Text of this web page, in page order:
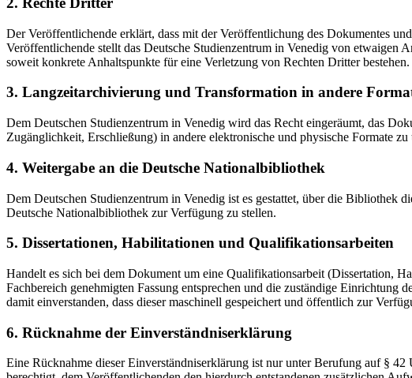
Der Veröffentlichende erklärt, dass mit der Veröffentlichung des Dokumentes
Veröffentlichende stellt das Deutsche Studienzentrum in Venedig von
soweit konkrete Anhaltspunkte für eine Verletzung von Rechten Dritter
3. Langzeitarchivierung und Transformation in andere
Dem Deutschen Studienzentrum in Venedig wird das Recht eingeräumt, das
Zugänglichkeit, Erschließung) in andere elektronische und physische Formate
4. Weitergabe an die Deutsche Nationalbibliothek
Dem Deutschen Studienzentrum in Venedig ist es gestattet, über die Bibliothek
Deutsche Nationalbibliothek zur Verfügung zu stellen.
5. Dissertationen, Habilitationen und Qualifikationsarbeiten
Handelt es sich bei dem Dokument um eine Qualifikationsarbeit (Dissertation,
Fachbereich genehmigten Fassung entsprechen und die zuständige
damit einverstanden, dass dieser maschinell gespeichert und öffentlich zur
6. Rücknahme der Einverständniserklärung
Eine Rücknahme dieser Einverständniserklärung ist nur unter Berufung auf §